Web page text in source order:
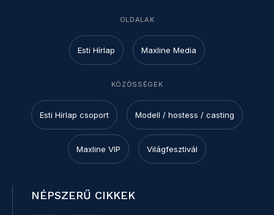
OLDALAK
Esti Hírlap Maxline Media
KÖZÖSSÉGEK
Esti Hírlap csoport Modell / hostess / casting
Maxline VIP Világfesztivál
NÉPSZERŰ CIKKEK